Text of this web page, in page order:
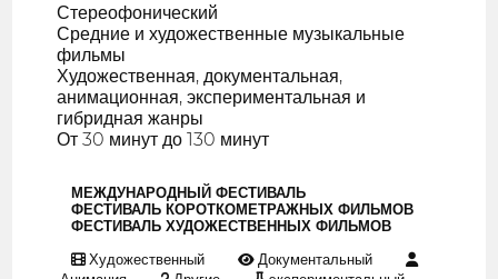
Стереофонический
Средние и художественные музыкальные
фильмы
Художественная, документальная,
анимационная, экспериментальная и
гибридная жанры
От 30 минут до 130 минут
МЕЖДУНАРОДНЫЙ ФЕСТИВАЛЬ
ФЕСТИВАЛЬ КОРОТКОМЕТРАЖНЫХ ФИЛЬМОВ
ФЕСТИВАЛЬ ХУДОЖЕСТВЕННЫХ ФИЛЬМОВ
Художественный
Документальный